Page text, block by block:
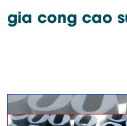
gia cong cao